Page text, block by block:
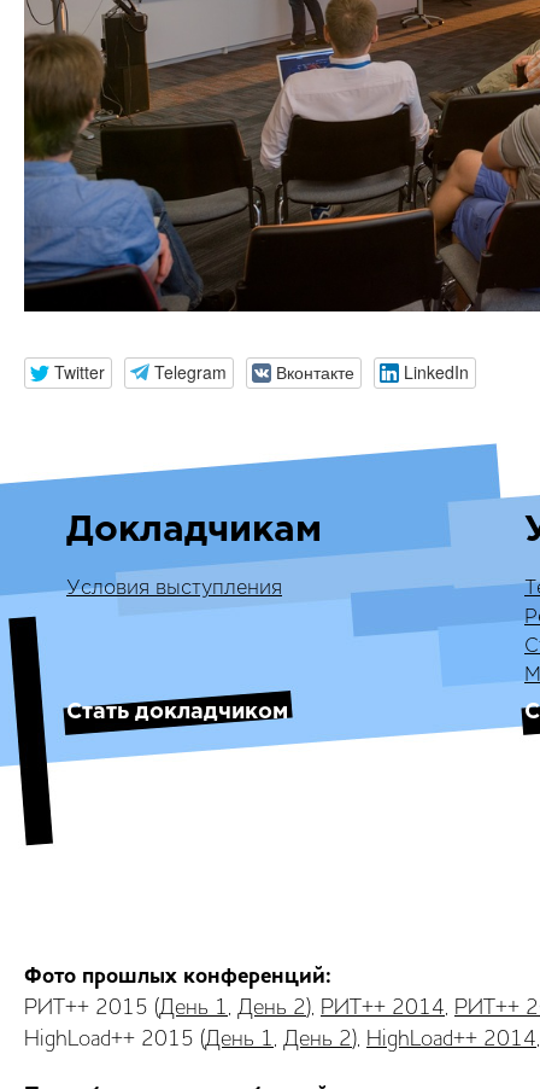
Twitter Telegram Вконтакте LinkedIn
Стать докладчиком
Докладчикам
Условия выступления
Фото прошлых конференций:
РИТ++ 2015 (День 1, День 2), РИТ++ 2014, РИТ++
HighLoad++ 2015 (День 1, День 2), HighLoad++ 2014